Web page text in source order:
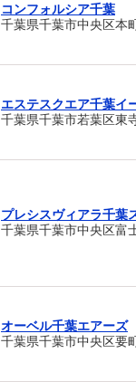
コンフォルシア千葉
千葉県千葉市中央区本
エステスクエア千葉
千葉県千葉市若葉区東
プレシスヴィアラ千葉
千葉県千葉市中央区富
オーベル千葉エアーズ
千葉県千葉市中央区要